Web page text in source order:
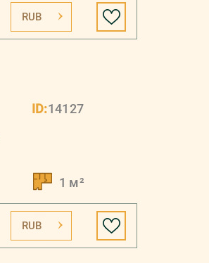
RUB
ID:14127
1 м²
RUB